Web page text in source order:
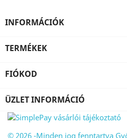
INFORMÁCIÓK
TERMÉKEK
FIÓKOD
ÜZLET INFORMÁCIÓ
© 2026 -Minden jog fenntartva